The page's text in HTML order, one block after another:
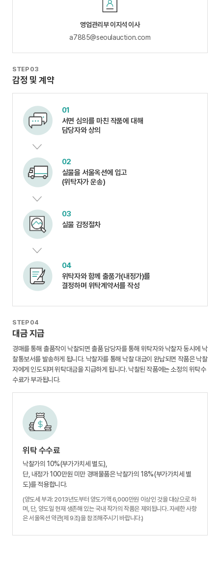
영업관리부 이지석 이사
a7885@seoulauction.com
STEP 03
감정 및 계약
01
서면 심의를 마친 작품에 대해
담당자와 상의
02
실물을 서울옥션에 입고
(위탁자가 운송)
03
실물 감정절차
04
위탁자와 함께 출품가(내정가)를
결정하며 위탁계약서를 작성
STEP 04
대금 지급
경매를 통해 출품작이 낙찰되면 출품 담당자를 통해 위탁자와 낙찰자 동시에 낙
찰통보서를 발송하게 됩니다. 낙찰자를 통해 낙찰 대금이 완납되면 작품은 낙찰
자에게 인도되며 위탁대금을 지급하게 됩니다. 낙찰된 작품에는 소정의 위탁수
수료가 부과됩니다.
위탁 수수료
낙찰가의 10%(부가가치세 별도),
단, 내정가 100만원 미만 경매물품은 낙찰가의 18%(부가가치세 별
도)를 적용합니다.
(양도세 부과: 2013년도부터 양도가액 6,000만원 이상인 것을 대상으로 하
며, 단, 양도일 현재 생존해 있는 국내 작가의 작품은 제외됩니다. 자세한 사항
은 서울옥션 약관(제 9조)을 참조해주시기 바랍니다.)